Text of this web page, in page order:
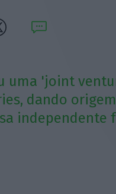
uma 'joint
dando
independente